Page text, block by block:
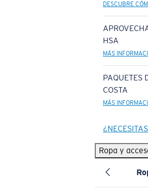
DESCUBRE
HSA
MÁS
PAQUETES
COSTA
MÁS
Ropa y